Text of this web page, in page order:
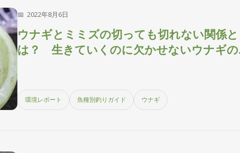
2022年8月6日
ウナギとミミズの切っても切れない関係と
は？ 生きていくのに欠かせないウナギの
環境レポート 魚種別釣りガイド ウナギ